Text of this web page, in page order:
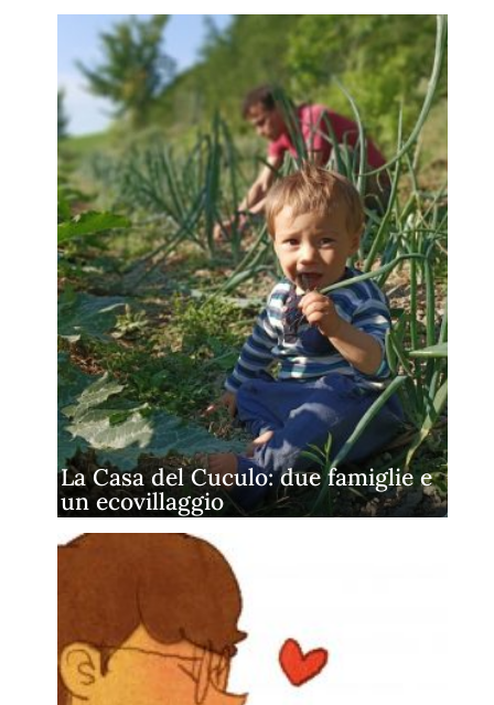
La Casa del Cuculo: due famiglie e
un ecovillaggio